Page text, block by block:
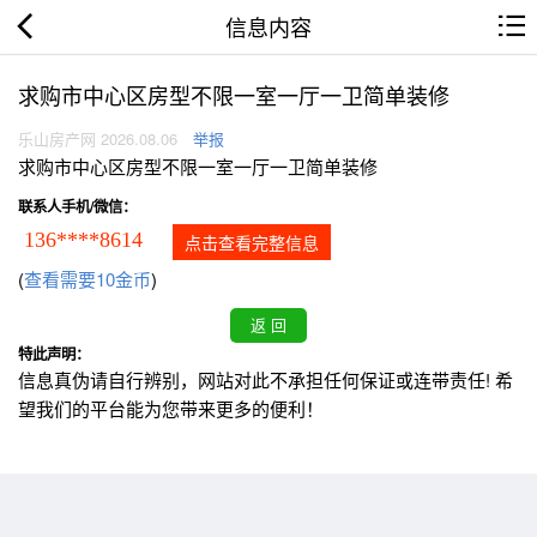
信息内容
求购市中心区房型不限一室一厅一卫简单装修
乐山房产网 2026.08.06 举报
求购市中心区房型不限一室一厅一卫简单装修
联系人手机/微信：
136****8614 点击查看完整信息
(查看需要10金币)
特此声明：
信息真伪请自行辨别，网站对此不承担任何保证或连带责任! 希
望我们的平台能为您带来更多的便利！